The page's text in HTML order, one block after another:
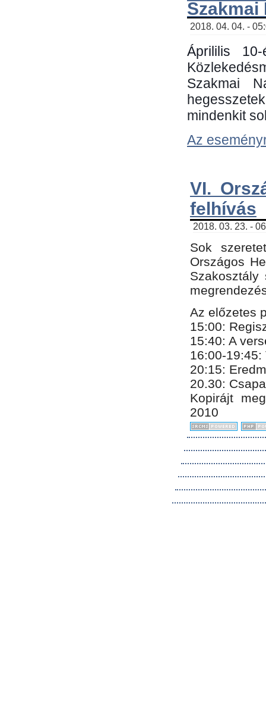
Szakmai
2018. 04. 04. -
Áprililis
Szakmai
mindenkit
Az
VI.
felhívás
2018. 03. 23. -
Sok
Országos
Az előzetes
15:00:
15:40: A
16:00-19:45:
20:​15​:
​20.30:
Kopirájt
2010